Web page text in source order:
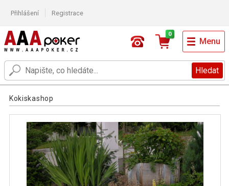
Přihlášení Registrace
Hledat
0
Menu
Kokiskashop